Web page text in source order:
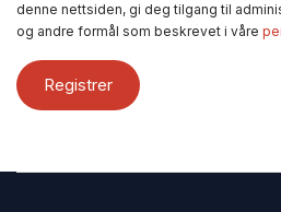
denne nettsiden, gi deg tilgang til
og andre formål som beskrevet i våre
Registrer